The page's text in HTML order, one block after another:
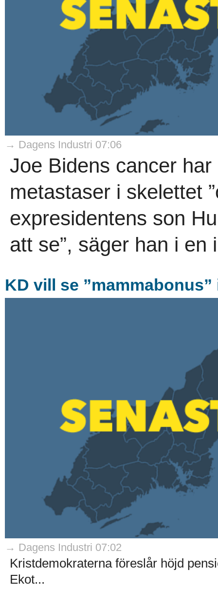
→ Dagens Industri 07:06
Joe Bidens cancer
metastaser i skelettet
expresidentens son
att se”, säger han i en
KD vill se
→ Dagens Industri 07:02
Kristdemokraterna föreslår höjd
Ekot...